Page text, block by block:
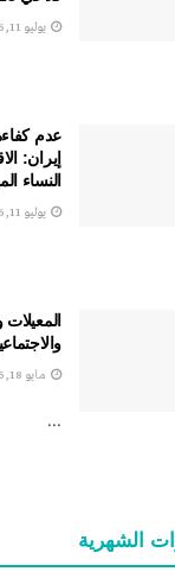
يوليو 11, 2026
عدم
إيران:
النساء
يوليو 11, 2026
المعيلات
مايو 18, 2026
...
الشهریة